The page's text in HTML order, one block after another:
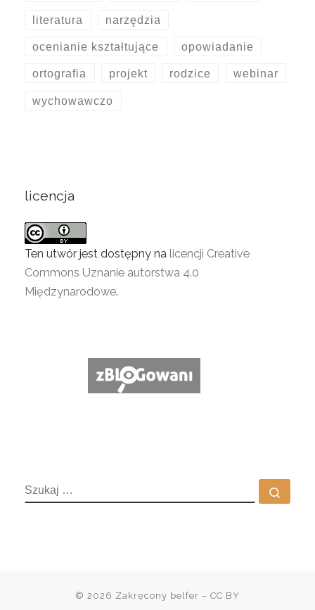
literatura narzędzia
ocenianie kształtujące opowiadanie
ortografia projekt rodzice webinar
wychowawczo
licencja
Ten utwór jest dostępny na licencji Creative
Commons Uznanie autorstwa 4.0
Międzynarodowe.
SZUKAJ
© 2026 Zakręcony belfer – CC BY